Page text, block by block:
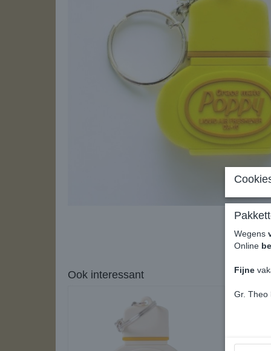
Ook interessant
Wegens
Online
Fijne
Gr. Theo